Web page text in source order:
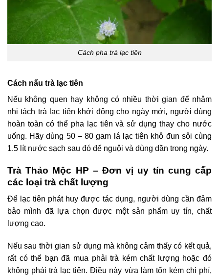
Cách pha trà lạc tiên
Cách nấu trà lạc tiên
Nếu không quen hay không có nhiều thời gian để nhâm
nhi tách trà lạc tiên khởi động cho ngày mới, người dùng
hoàn toàn có thể pha lạc tiên và sử dụng thay cho nước
uống. Hãy dùng 50 – 80 gam lá lạc tiên khô đun sôi cùng
1.5 lít nước sạch sau đó để nguội và dùng dần trong ngày.
Trà Thảo Mộc HP – Đơn vị uy tín cung cấp
các loại trà chất lượng
Để lạc tiên phát huy được tác dụng, người dùng cần đảm
bảo mình đã lựa chọn được một sản phẩm uy tín, chất
lượng cao.
Nếu sau thời gian sử dụng mà không cảm thấy có kết quả,
rất có thể bạn đã mua phải trà kém chất lượng hoặc đó
không phải trà lạc tiên. Điều này vừa làm tốn kém chi phí,